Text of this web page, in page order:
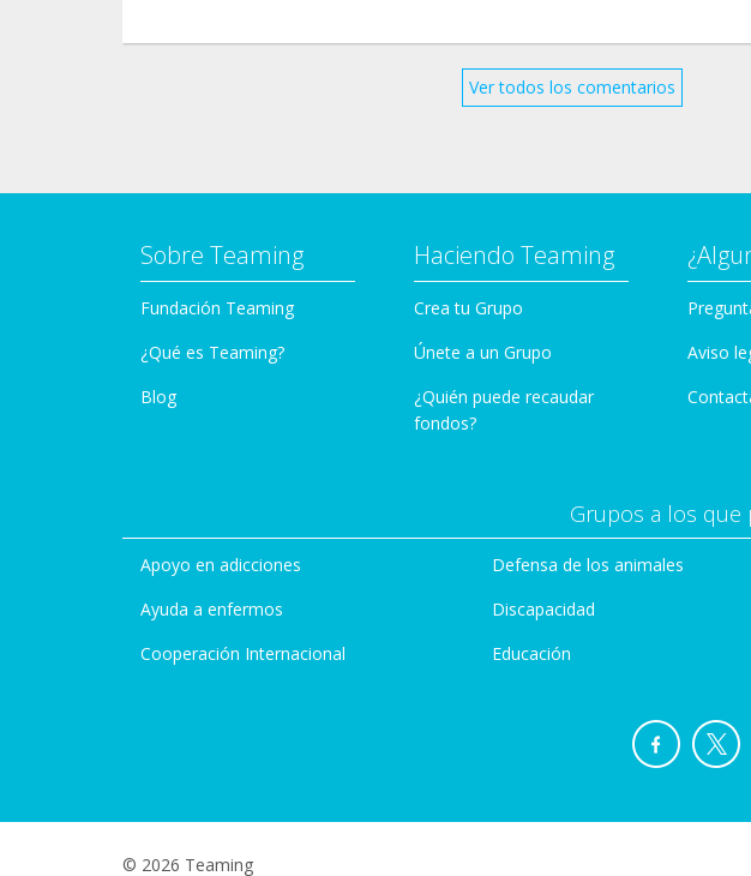
Ver todos los comentarios
Sobre Teaming
Fundación Teaming
¿Qué es Teaming?
Blog
Haciendo Teaming
Crea tu Grupo
Únete a un Grupo
¿Quién puede recaudar
fondos?
Aviso
Grupos a los que
Apoyo en adicciones
Ayuda a enfermos
Cooperación Internacional
Defensa de los animales
Discapacidad
Educación
© 2026 Teaming